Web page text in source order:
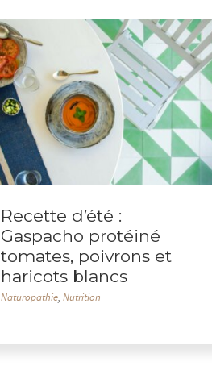
Recette d’été :
Gaspacho protéiné
tomates, poivrons et
haricots blancs
Naturopathie,Nutrition